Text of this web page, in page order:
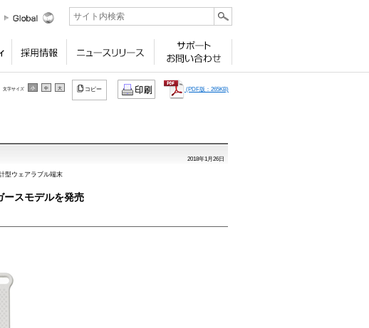
ニュースリリース
文字サイズ 小 中 大 コピー (PDF版：265KB)
2018年1月26日
型ウェアラブル端末
ースモデルを発売